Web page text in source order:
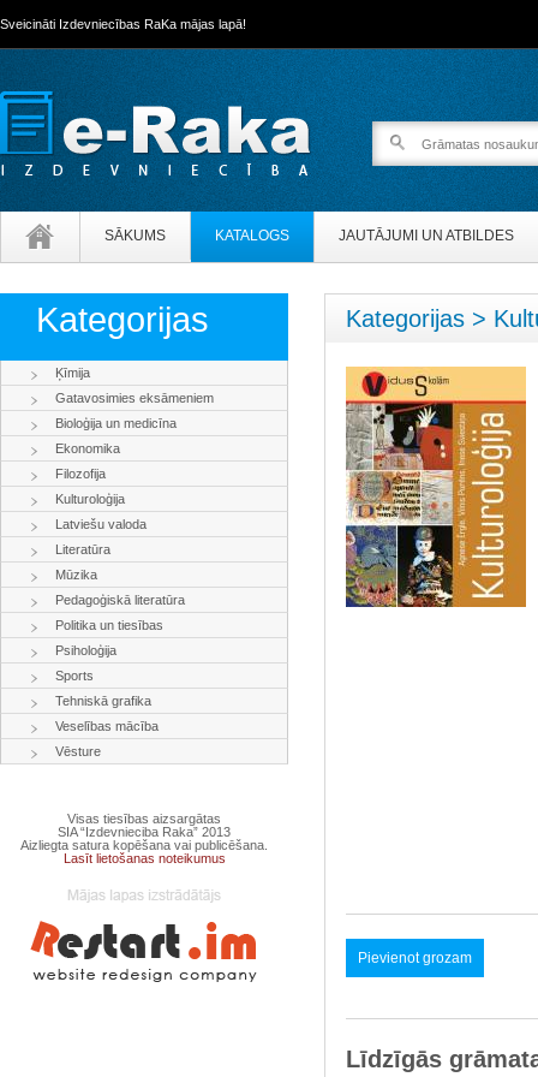
Sveicināti Izdevniecības RaKa mājas lapā!
SĀKUMS KATALOGS JAUTĀJUMI UN ATBILDES
Kategorijas
Ķīmija
Gatavosimies eksāmeniem
Bioloģija un medicīna
Ekonomika
Filozofija
Kulturoloģija
Latviešu valoda
Literatūra
Mūzika
Pedagoģiskā literatūra
Politika un tiesības
Psiholoģija
Sports
Tehniskā grafika
Veselības mācība
Vēsture
Visas tiesības aizsargātas
SIA “Izdevnieciba Raka” 2013
Aizliegta satura kopēšana vai publicēšana.
Lasīt lietošanas noteikumus
Kategorijas >
Pievienot grozam
Līdzīgās